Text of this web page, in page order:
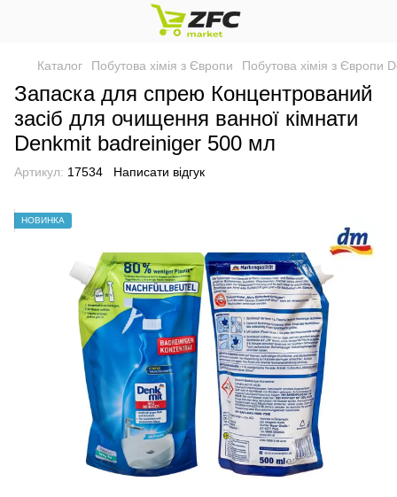
Каталог Побутова хімія з Європи Побутова хімія з Європи
Запаска для спрею Концентрований
засіб для очищення ванної кімнати
Denkmit badreiniger 500 мл
Артикул: 17534 Написати відгук
НОВИНКА